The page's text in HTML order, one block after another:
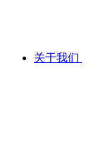
关于我们